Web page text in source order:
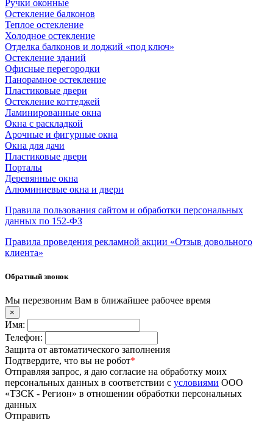
Ручки оконные
Остекление балконов
Теплое остекление
Холодное остекление
Отделка балконов и лоджий «под ключ»
Остекление зданий
Офисные перегородки
Панорамное остекление
Пластиковые двери
Остекление коттеджей
Ламинированные окна
Окна с раскладкой
Арочные и фигурные окна
Окна для дачи
Пластиковые двери
Порталы
Деревянные окна
Алюминиевые окна и двери
Правила пользования сайтом и обработки персональных
данных по 152-ФЗ
Правила проведения рекламной акции «Отзыв довольного
клиента»
Обратный звонок
Мы перезвоним Вам в ближайшее рабочее время
×
Имя:
Телефон:
Защита от автоматического заполнения
Подтвердите, что вы не робот*
Отправляя запрос, я даю согласие на обработку моих
персональных данных в соответствии с условиями ООО
«ТЗСК - Регион» в отношении обработки персональных
данных
Отправить